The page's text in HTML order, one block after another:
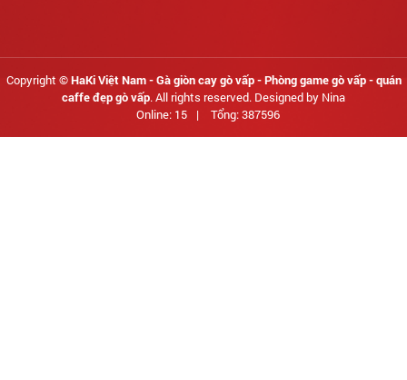
Copyright ©HaKi Việt Nam - Gà giòn cay gò vấp - Phòng game gò vấp - quán
caffe đẹp gò vấp. All rights reserved. Designed by Nina
Online: 15
| Tổng: 387596